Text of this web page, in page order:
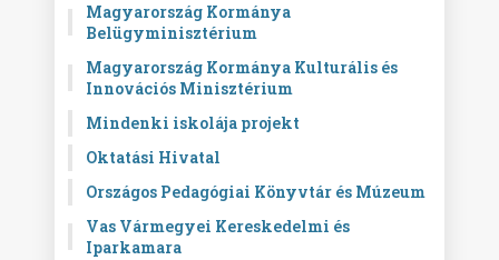
Magyarország Kormánya
Belügyminisztérium
Magyarország Kormánya Kulturális és
Innovációs Minisztérium
Mindenki iskolája projekt
Oktatási Hivatal
Országos Pedagógiai Könyvtár és Múzeum
Vas Vármegyei Kereskedelmi és
Iparkamara